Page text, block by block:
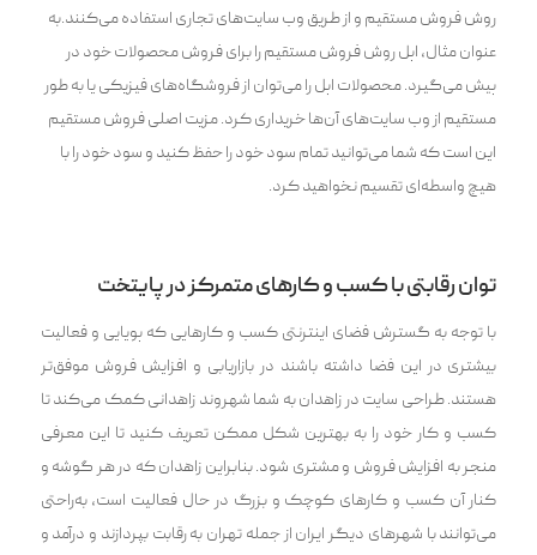
روش فروش مستقیم و از طریق وب سایت‌های تجاری استفاده می‌کنند.به
عنوان مثال، اپل روش فروش مستقیم را برای فروش محصولات خود در
پیش می‌گیرد. محصولات اپل را می‌توان از فروشگاه‌های فیزیکی یا به طور
مستقیم از وب سایت‌های آن‌ها خریداری کرد. مزیت اصلی فروش مستقیم
این است که شما می‌توانید تمام سود خود را حفظ کنید و سود خود را با
هیچ ‌واسطه‌ای تقسیم نخواهید کرد.
توان رقابتی با کسب و کارهای متمرکز در پایتخت
با توجه به گسترش فضای اینترنتی کسب و کارهایی که پویایی و فعالیت
بیشتری در این فضا داشته باشند در بازاریابی و افزایش فروش موفق‌تر
هستند. طراحی سایت در زاهدان به شما شهروند زاهدانی کمک می‌کند تا
کسب و کار خود را به بهترین شکل ممکن تعریف کنید تا این معرفی
منجر به افزایش فروش و مشتری شود. بنابراین زاهدان که در هر گوشه و
کنار آن کسب و کارهای کوچک و بزرگ در حال فعالیت است، به‌راحتی
می‌توانند با شهرهای دیگر ایران از جمله تهران به رقابت بپردازند و درآمد و